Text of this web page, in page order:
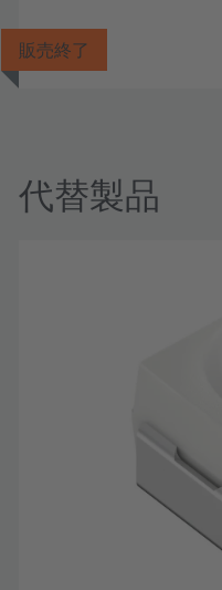
販売終了
代替製品